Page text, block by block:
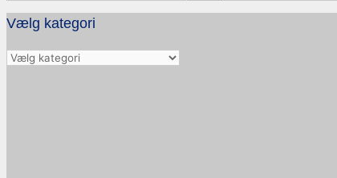
efter:
Vælg kategori
Vælg